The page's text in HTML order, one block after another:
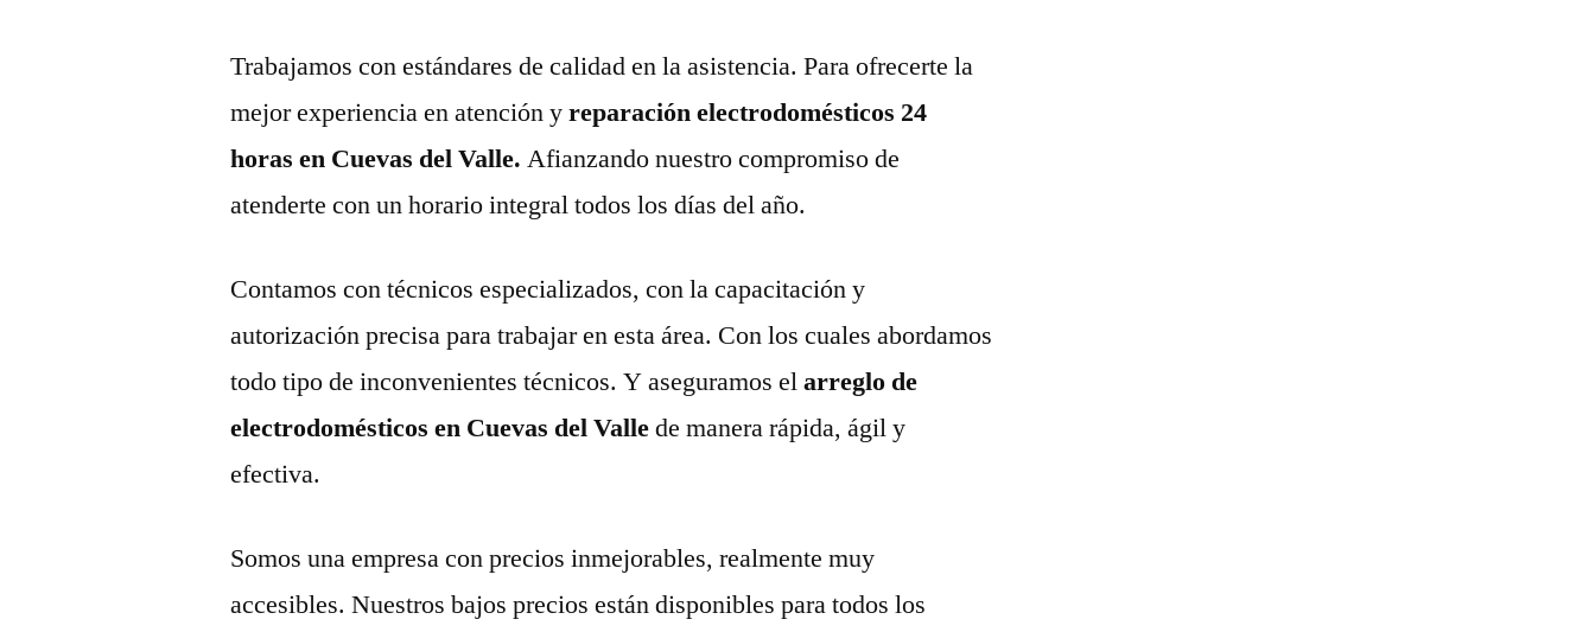
Trabajamos con estándares de calidad en la asistencia. Para ofrecerte la
mejor experiencia en atención yreparación electrodomésticos 24
horas en Cuevas del Valle.Afianzando nuestro compromiso de
atenderte con un horario integral todos los días del año.
Contamos con técnicos especializados, con la capacitación y
autorización precisa para trabajar en esta área. Con los cuales abordamos
todo tipo de inconvenientes técnicos. Y aseguramos elarreglo de
electrodomésticos en Cuevas del Vallede manera rápida, ágil y
efectiva.
Somos una empresa con precios inmejorables, realmente muy
accesibles. Nuestros bajos precios están disponibles para todos los